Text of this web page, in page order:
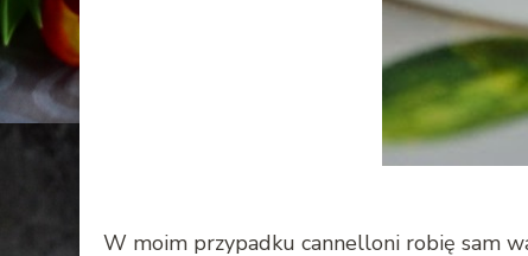
W moim przypadku cannelloni robię sam